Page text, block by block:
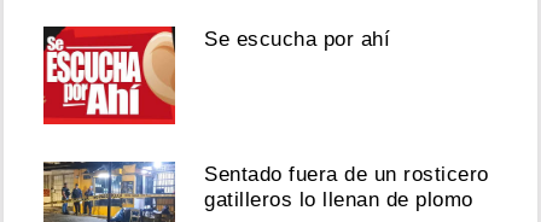
Se escucha por ahí
Sentado fuera de un rosticero
gatilleros lo llenan de plomo